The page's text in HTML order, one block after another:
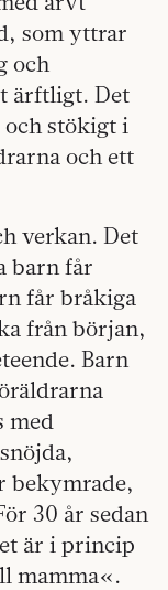
som yttrar
och
ärftligt. Det
stökigt i
och ett
verkan. Det
barn får
får bråkiga
från början,
Barn
med
bekymrade,
30 år sedan
är i princip
mamma«.